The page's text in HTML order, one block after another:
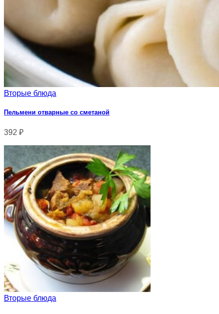
Вторые блюда
Пельмени отварные со сметаной
392 ₽
Вторые блюда